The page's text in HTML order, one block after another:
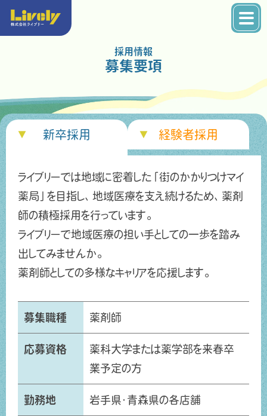
採用情報
募集要項
新卒採用 経験者採用
ライブリーでは地域に密着した「街のかかりつけマイ
薬局」を目指し、地域医療を支え続けるため、薬剤
師の積極採用を行っています。
ライブリーで地域医療の担い手としての一歩を踏み
出してみませんか。
薬剤師としての多様なキャリアを応援します。
募集職種 薬剤師
応募資格
薬科大学または薬学部を来春卒
業予定の方
勤務地 岩手県・青森県の各店舗